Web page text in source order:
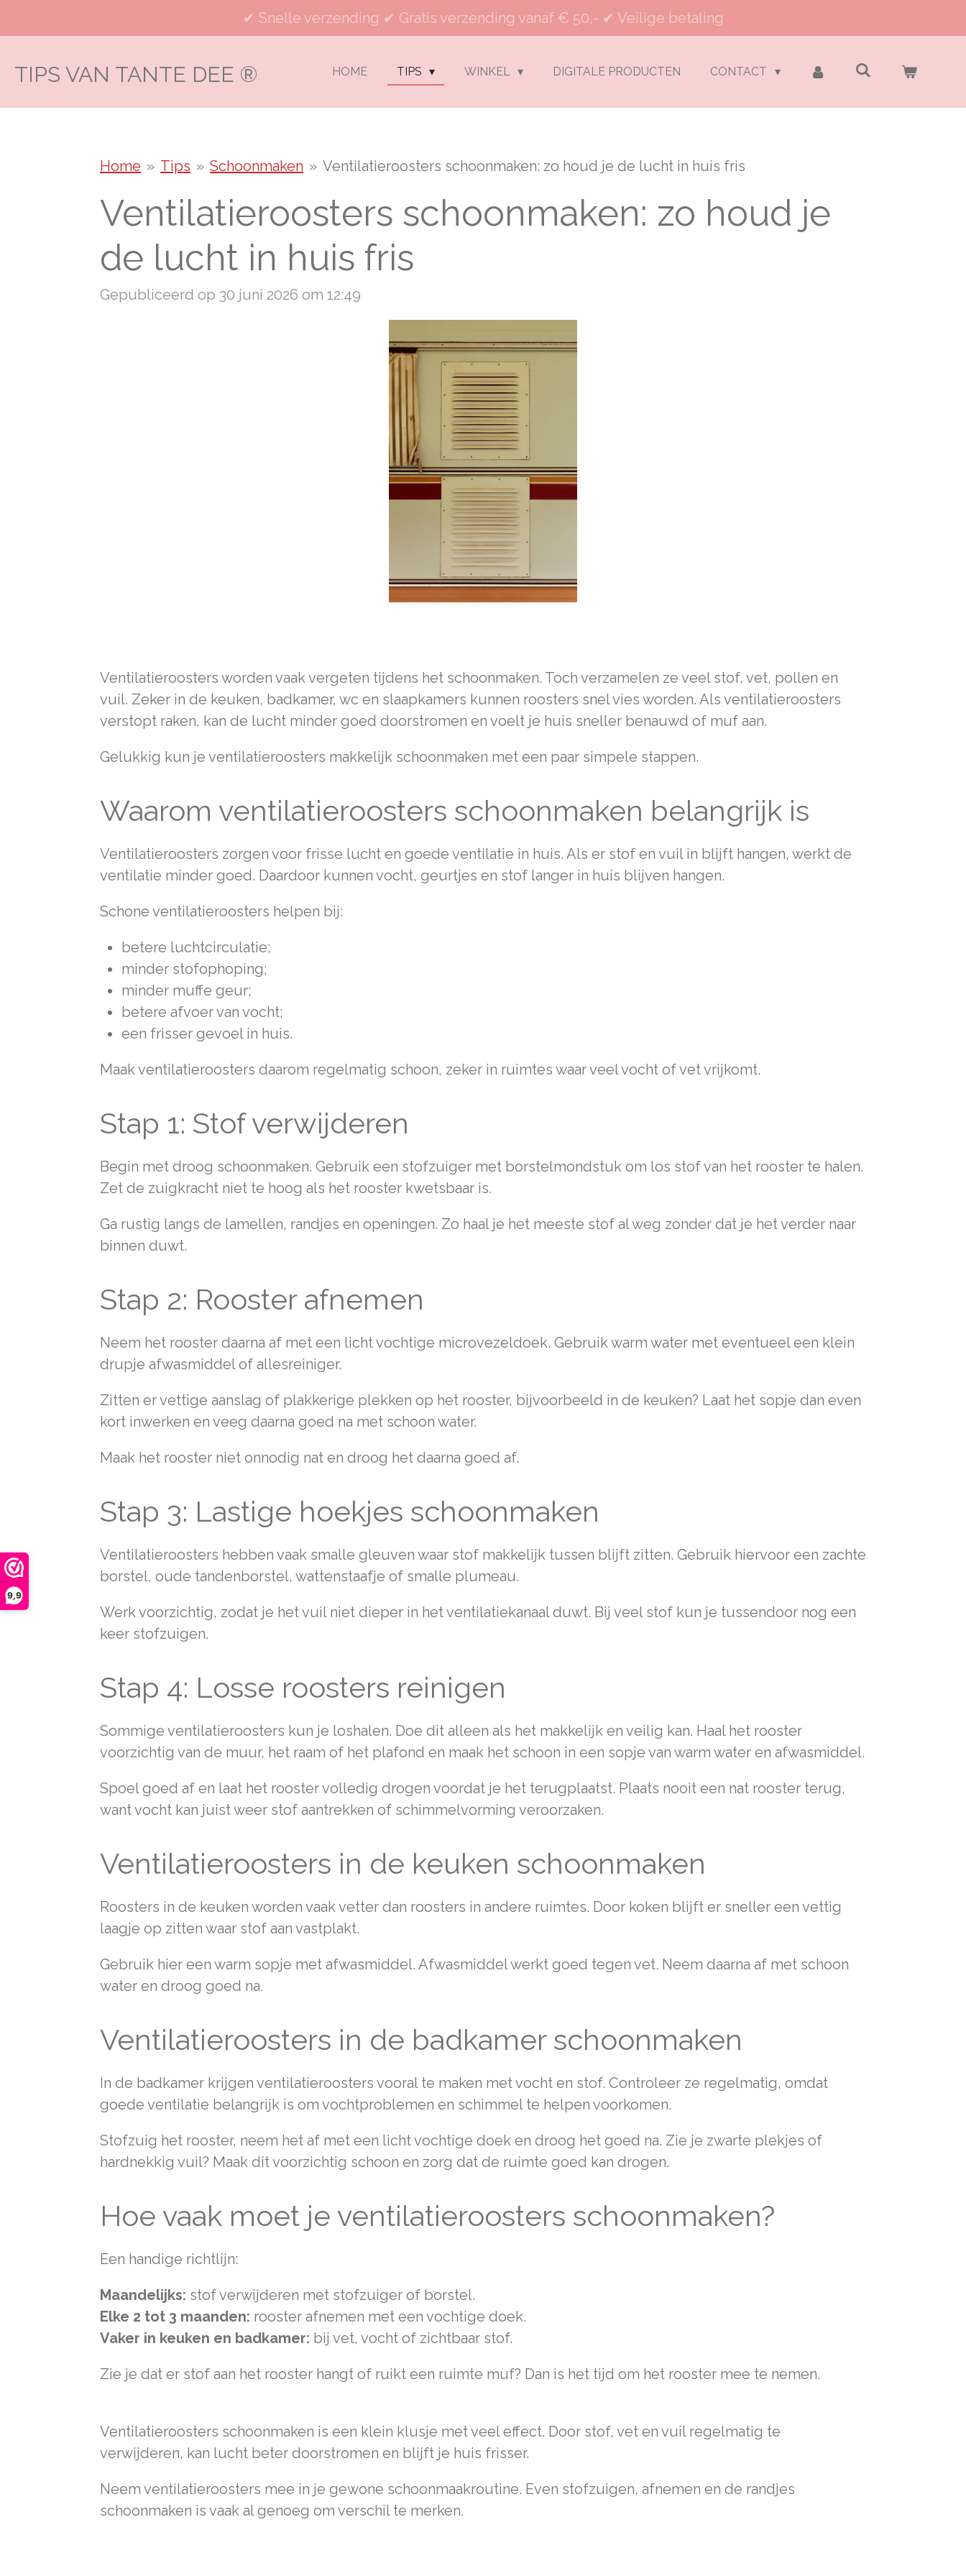
9,9
direct
de
✔ Snelle verzending ✔ Gratis verzending vanaf € 50,- ✔ Veilige betaling
TIPS VAN TANTE DEE ® HOME TIPS WINKEL DIGITALE PRODUCTEN CONTACT
Home » Tips » Schoonmaken » Ventilatieroosters schoonmaken: zo houd je de lucht in huis fris
Ventilatieroosters schoonmaken: zo houd je
de lucht in huis fris
Gepubliceerd op 30 juni 2026 om 12:49
Ventilatieroosters worden vaak vergeten tijdens het schoonmaken. Toch verzamelen ze veel stof, vet, pollen en
vuil. Zeker in de keuken, badkamer, wc en slaapkamers kunnen roosters snel vies worden. Als ventilatieroosters
verstopt raken, kan de lucht minder goed doorstromen en voelt je huis sneller benauwd of muf aan.
Gelukkig kun je ventilatieroosters makkelijk schoonmaken met een paar simpele stappen.
Waarom ventilatieroosters schoonmaken belangrijk is
Ventilatieroosters zorgen voor frisse lucht en goede ventilatie in huis. Als er stof en vuil in blijft hangen, werkt de
ventilatie minder goed. Daardoor kunnen vocht, geurtjes en stof langer in huis blijven hangen.
Schone ventilatieroosters helpen bij:
betere luchtcirculatie;
minder stofophoping;
minder muffe geur;
betere afvoer van vocht;
een frisser gevoel in huis.
Maak ventilatieroosters daarom regelmatig schoon, zeker in ruimtes waar veel vocht of vet vrijkomt.
Stap 1: Stof verwijderen
Begin met droog schoonmaken. Gebruik een stofzuiger met borstelmondstuk om los stof van het rooster te halen.
Zet de zuigkracht niet te hoog als het rooster kwetsbaar is.
Ga rustig langs de lamellen, randjes en openingen. Zo haal je het meeste stof al weg zonder dat je het verder naar
binnen duwt.
Stap 2: Rooster afnemen
Neem het rooster daarna af met een licht vochtige microvezeldoek. Gebruik warm water met eventueel een klein
drupje afwasmiddel of allesreiniger.
Zitten er vettige aanslag of plakkerige plekken op het rooster, bijvoorbeeld in de keuken? Laat het sopje dan even
kort inwerken en veeg daarna goed na met schoon water.
Maak het rooster niet onnodig nat en droog het daarna goed af.
Stap 3: Lastige hoekjes schoonmaken
Ventilatieroosters hebben vaak smalle gleuven waar stof makkelijk tussen blijft zitten. Gebruik hiervoor een zachte
borstel, oude tandenborstel, wattenstaafje of smalle plumeau.
Werk voorzichtig, zodat je het vuil niet dieper in het ventilatiekanaal duwt. Bij veel stof kun je tussendoor nog een
keer stofzuigen.
Stap 4: Losse roosters reinigen
Sommige ventilatieroosters kun je loshalen. Doe dit alleen als het makkelijk en veilig kan. Haal het rooster
voorzichtig van de muur, het raam of het plafond en maak het schoon in een sopje van warm water en afwasmiddel.
Spoel goed af en laat het rooster volledig drogen voordat je het terugplaatst. Plaats nooit een nat rooster terug,
want vocht kan juist weer stof aantrekken of schimmelvorming veroorzaken.
Ventilatieroosters in de keuken schoonmaken
Roosters in de keuken worden vaak vetter dan roosters in andere ruimtes. Door koken blijft er sneller een vettig
laagje op zitten waar stof aan vastplakt.
Gebruik hier een warm sopje met afwasmiddel. Afwasmiddel werkt goed tegen vet. Neem daarna af met schoon
water en droog goed na.
Ventilatieroosters in de badkamer schoonmaken
In de badkamer krijgen ventilatieroosters vooral te maken met vocht en stof. Controleer ze regelmatig, omdat
goede ventilatie belangrijk is om vochtproblemen en schimmel te helpen voorkomen.
Stofzuig het rooster, neem het af met een licht vochtige doek en droog het goed na. Zie je zwarte plekjes of
hardnekkig vuil? Maak dit voorzichtig schoon en zorg dat de ruimte goed kan drogen.
Hoe vaak moet je ventilatieroosters schoonmaken?
Een handige richtlijn:
Maandelijks: stof verwijderen met stofzuiger of borstel.
Elke 2 tot 3 maanden: rooster afnemen met een vochtige doek.
Vaker in keuken en badkamer: bij vet, vocht of zichtbaar stof.
Zie je dat er stof aan het rooster hangt of ruikt een ruimte muf? Dan is het tijd om het rooster mee te nemen.
Ventilatieroosters schoonmaken is een klein klusje met veel effect. Door stof, vet en vuil regelmatig te
verwijderen, kan lucht beter doorstromen en blijft je huis frisser.
Neem ventilatieroosters mee in je gewone schoonmaakroutine. Even stofzuigen, afnemen en de randjes
schoonmaken is vaak al genoeg om verschil te merken.